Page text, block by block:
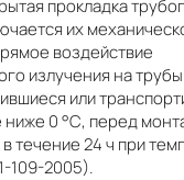
прокладка
их
воздействие
излучения на
или
ниже 0 °С, перед
течение 24 ч при
109-2005).